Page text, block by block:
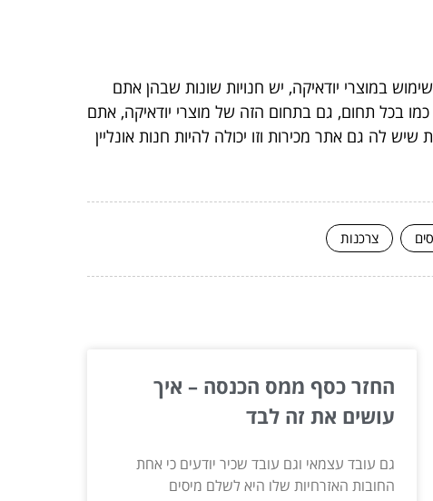
במוצרי יודאיקה, יש חנויות שונות שבהן אתם
כמו בכל תחום, גם בתחום הזה של מוצרי יודאיקה, אתם
שיש לה גם אתר מכירות וזו יכולה להיות חנות אונליין
צרכנות
החזר כסף ממס הכנסה – איך
עושים את זה לבד
גם עובד עצמאי וגם עובד שכיר יודעים כי אחת
החובות האזרחיות שלו היא לשלם מיסים